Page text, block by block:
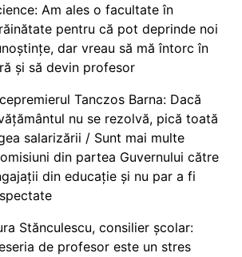
Am ales o facultate în
pentru că pot deprinde noi
dar vreau să mă întorc în
și să devin profesor
Tanczos Barna: Dacă
nu se rezolvă, pică toată
salarizării / Sunt mai multe
din partea Guvernului către
din educație și nu par a fi
Stănculescu, consilier școlar:
de profesor este un stres